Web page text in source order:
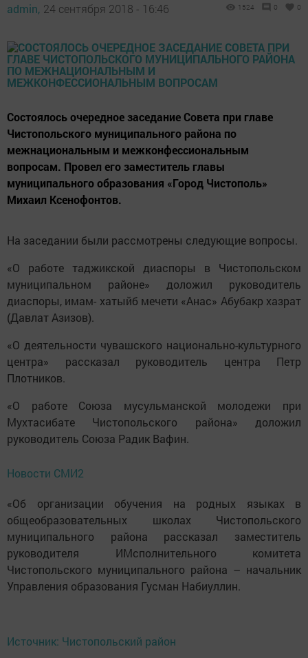
admin, 24 сентября 2018 - 16:46 1524 0 0
Состоялось очередное заседание Совета при главе
Чистопольского муниципального района по
межнациональным и межконфессиональным
вопросам. Провел его заместитель главы
муниципального образования «Город Чистополь»
Михаил Ксенофонтов.
На заседании были рассмотрены следующие вопросы.
«О работе таджикской диаспоры в Чистопольском
муниципальном районе» доложил руководитель
диаспоры, имам- хатыйб мечети «Анас» Абубакр хазрат
(Давлат Азизов).
«О деятельности чувашского национально-культурного
центра» рассказал руководитель центра Петр
Плотников.
«О работе Союза мусульманской молодежи при
Мухтасибате Чистопольского района» доложил
руководитель Союза Радик Вафин.
Новости СМИ2
«Об организации обучения на родных языках в
общеобразовательных школах Чистопольского
муниципального района рассказал заместитель
руководителя ИМсполнительного комитета
Чистопольского муниципального района – начальник
Управления образования Гусман Набиуллин.
Источник: Чистопольский район